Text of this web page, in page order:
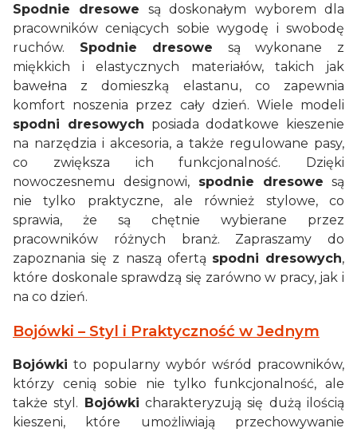
Spodnie dresowe są doskonałym wyborem dla
pracowników ceniących sobie wygodę i swobodę
ruchów. Spodnie dresowe są wykonane z
miękkich i elastycznych materiałów, takich jak
bawełna z domieszką elastanu, co zapewnia
komfort noszenia przez cały dzień. Wiele modeli
spodni dresowych posiada dodatkowe kieszenie
na narzędzia i akcesoria, a także regulowane pasy,
co zwiększa ich funkcjonalność. Dzięki
nowoczesnemu designowi, spodnie dresowe są
nie tylko praktyczne, ale również stylowe, co
sprawia, że są chętnie wybierane przez
pracowników różnych branż. Zapraszamy do
zapoznania się z naszą ofertą spodni dresowych,
które doskonale sprawdzą się zarówno w pracy, jak i
na co dzień.
Bojówki – Styl i Praktyczność w Jednym
Bojówki to popularny wybór wśród pracowników,
którzy cenią sobie nie tylko funkcjonalność, ale
także styl. Bojówki charakteryzują się dużą ilością
kieszeni, które umożliwiają przechowywanie